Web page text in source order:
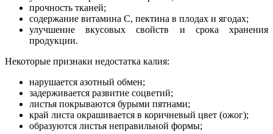
прочность тканей;
содержание витамина C, пектина в плодах и ягодах;
улучшение вкусовых свойств и срока хранения
продукции.
Некоторые признаки недостатка калия:
нарушается азотный обмен;
задерживается развитие соцветий;
листья покрываются бурыми пятнами;
край листа окрашивается в коричневый цвет (ожог);
образуются листья неправильной формы;